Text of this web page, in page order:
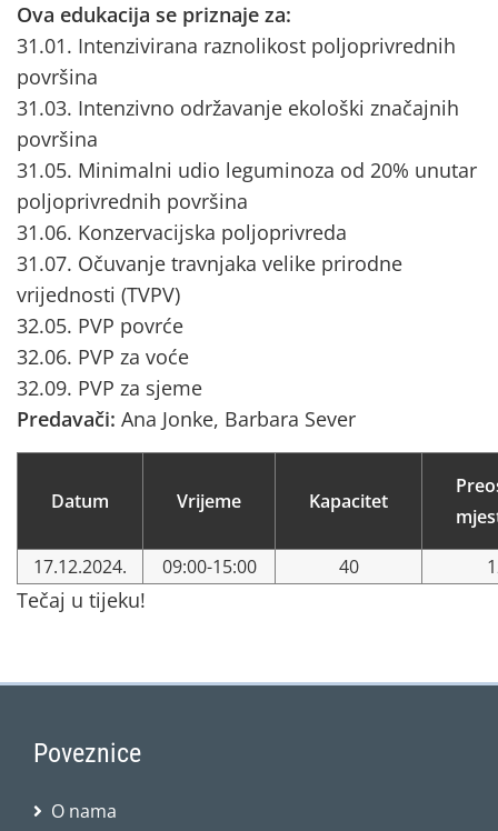
Ova edukacija se priznaje za:
31.01. Intenzivirana raznolikost poljoprivrednih
površina
31.03. Intenzivno održavanje ekološki značajnih
površina
31.05. Minimalni udio leguminoza od 20% unutar
poljoprivrednih površina
31.06. Konzervacijska poljoprivreda
31.07. Očuvanje travnjaka velike prirodne
vrijednosti (TVPV)
32.05. PVP povrće
32.06. PVP za voće
32.09. PVP za sjeme
Predavači: Ana Jonke, Barbara Sever
Datum Vrijeme Kapacitet
17.12.2024. 09:00-15:00 40
Tečaj u tijeku!
Poveznice
O nama